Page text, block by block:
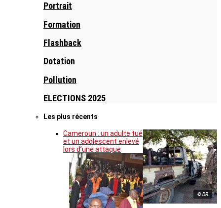
Portrait
Formation
Flashback
Dotation
Pollution
ELECTIONS 2025
Les plus récents
© DR
Cameroun : un adulte tué
et un adolescent enlevé
lors d’une attaque